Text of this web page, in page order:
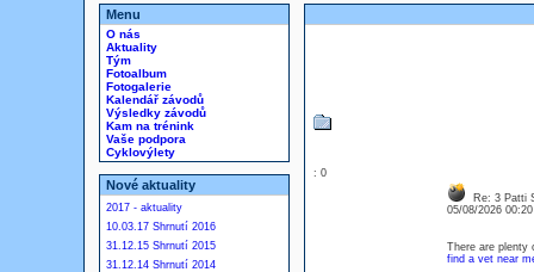
Menu
O nás
Aktuality
Tým
Fotoalbum
Fotogalerie
Kalendář závodů
Výsledky závodů
Kam na trénink
Vaše podpora
Cyklovýlety
Nové aktuality
2017 - aktuality
10.03.17 Shrnutí 2016
31.12.15 Shrnutí 2015
31.12.14 Shrnutí 2014
: 0
Re: 3 Patti
05/08/2026
There are plenty
find a vet near